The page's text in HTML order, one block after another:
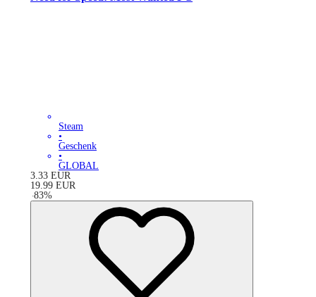
Steam
•
Geschenk
•
GLOBAL
3.33 EUR
19.99 EUR
-83%